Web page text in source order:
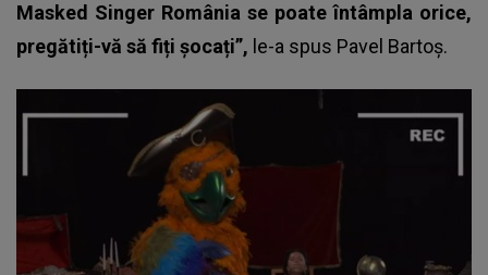
Masked Singer România se poate întâmpla orice,
pregătiți-vă să fiți șocați”, le-a spus Pavel Bartoș.